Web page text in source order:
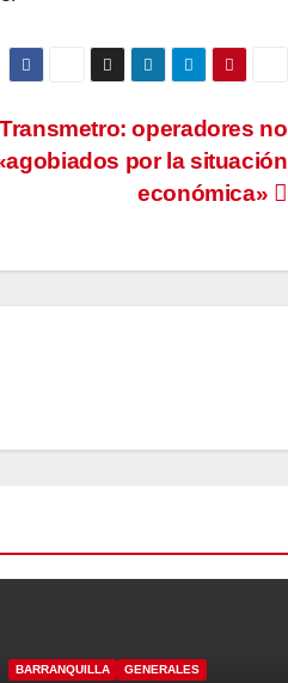
operadores no
por la situación
económica»
BARRANQUILLA GENERALES